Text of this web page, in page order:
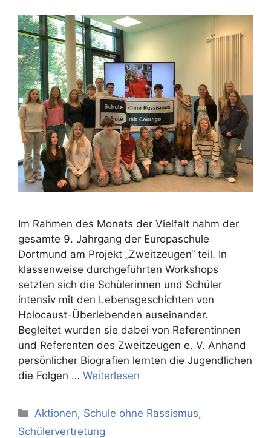
Im Rahmen des Monats der Vielfalt nahm der
gesamte 9. Jahrgang der Europaschule
Dortmund am Projekt „Zweitzeugen“ teil. In
klassenweise durchgeführten Workshops
setzten sich die Schülerinnen und Schüler
intensiv mit den Lebensgeschichten von
Holocaust-Überlebenden auseinander.
Begleitet wurden sie dabei von Referentinnen
und Referenten des Zweitzeugen e. V. Anhand
persönlicher Biografien lernten die Jugendlichen
die Folgen … Weiterlesen
Kategorien
Aktionen, Schule ohne Rassismus,
Schülervertretung